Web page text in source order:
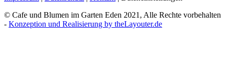
© Cafe und Blumen im Garten Eden 2021, Alle Rechte vorbehalten
- Konzeption und Realisierung by theLayouter.de